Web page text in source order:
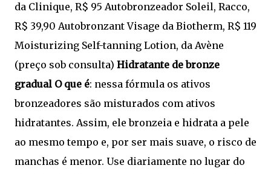
da Clinique, R$ 95 Autobronzeador Soleil, Racco,
R$ 39,90 Autobronzant Visage da Biotherm, R$ 119
Moisturizing Self-tanning Lotion, da Avène
(preço sob consulta) Hidratante de bronze
gradual O que é: nessa fórmula os ativos
bronzeadores são misturados com ativos
hidratantes. Assim, ele bronzeia e hidrata a pele
ao mesmo tempo e, por ser mais suave, o risco de
manchas é menor. Use diariamente no lugar do